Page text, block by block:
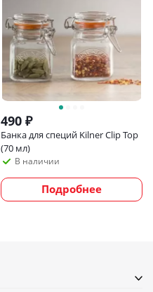
490₽
Банка для специй Kilner Clip Top
(70 мл)
В наличии
Подробнее